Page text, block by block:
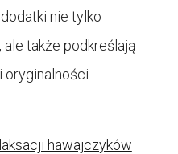
nie tylko
ale także podkreślają
hawajczyków